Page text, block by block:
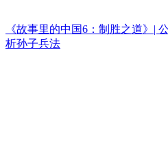
《故事里的中国6：制胜之道》|
析孙子兵法